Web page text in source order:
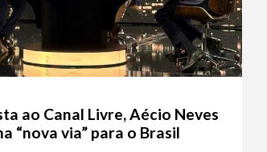
ao Canal Livre, Aécio Neves
“nova via” para o Brasil